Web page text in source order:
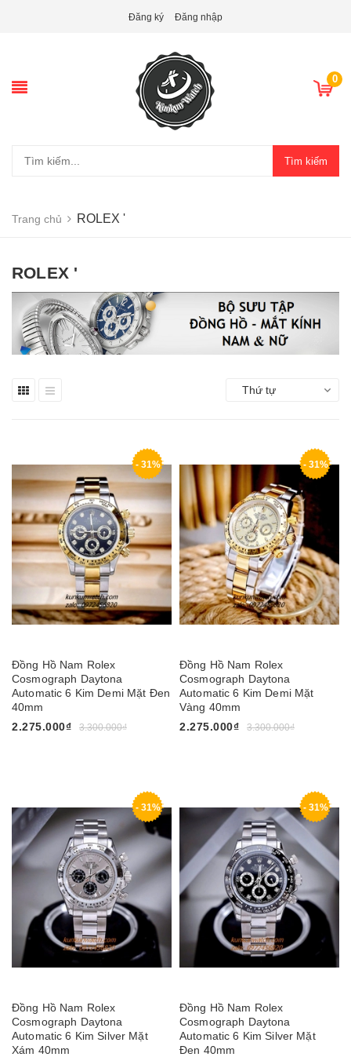
Đăng ký Đăng nhập
0
Tìm kiếm
Trang chủ ROLEX '
ROLEX '
Thứ tự
- 31%
Đồng Hồ Nam Rolex
Cosmograph Daytona
Automatic 6 Kim Demi Mặt Đen
40mm
2.275.000₫
3.300.000₫
- 31%
Đồng Hồ Nam Rolex
Cosmograph Daytona
Automatic 6 Kim Demi Mặt
Vàng 40mm
2.275.000₫
3.300.000₫
- 31%
Đồng Hồ Nam Rolex
Cosmograph Daytona
Automatic 6 Kim Silver Mặt
Xám 40mm
- 31%
Đồng Hồ Nam Rolex
Cosmograph Daytona
Automatic 6 Kim Silver Mặt
Đen 40mm